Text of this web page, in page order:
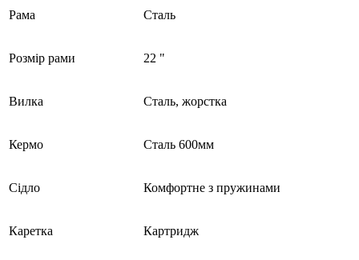
Рама Сталь
Розмір рами 22 "
Вилка Сталь, жорстка
Кермо Сталь 600мм
Сідло Комфортне з пружинами
Каретка Картридж